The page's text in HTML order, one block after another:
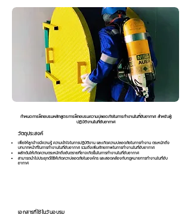
กำหนดการฝึกอบรมหลักสูตรการฝึกอบรมความปลอดภัยในการทำงานในที่อับอากาศ สำหรับผู้
ปฏิบัติงานในที่อับอากาศ
วัตถุประสงค์
เพื่อให้ลูกจ้างมีความรู้ ความเข้าใจในการปฏิบัติงาน และเกิดความปลอดภัยในการทำงาน ตระหนักถึง
บทบาทหน้าที่ในการทำงานในที่อับอากาศ รวมถึงเพิ่มศักยภาพในการทำงานในที่อับอากาศ
ผลักดันให้เกิดความตระหนักถึงอันตรายที่อาจเกิดขึ้นในการทำงานในที่อับอากาศ
สามารถนำไปประยุกต์ใช้ให้เกิดควาปลอดภัยในองค์กร และสอดคล้องกับกฎหมายการทำงานในที่อับ
อากาศ
เอกสารที่ใช้ในวันอบรม